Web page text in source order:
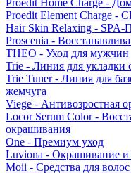
Proedit Home Charge -
Proedit Element Charge -
Hair Skin Relaxing - SPA-
Proscenia -
THEO - Уход для мужчин
Trie - Линия для укладки
Trie Tuner - Линия для
жемчуга
Viege - Антивозростная
Locor Serum Color -
окрашивания
One - Премиум уход
Luviona - Окрашивание и
Moii - Средства для